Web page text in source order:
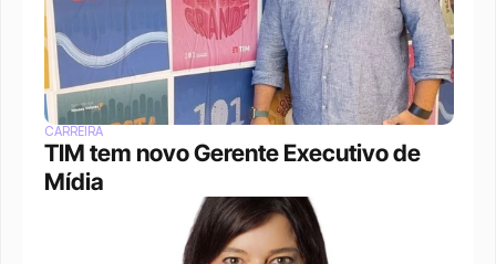
CARREIRA
TIM tem novo Gerente Executivo de
Mídia